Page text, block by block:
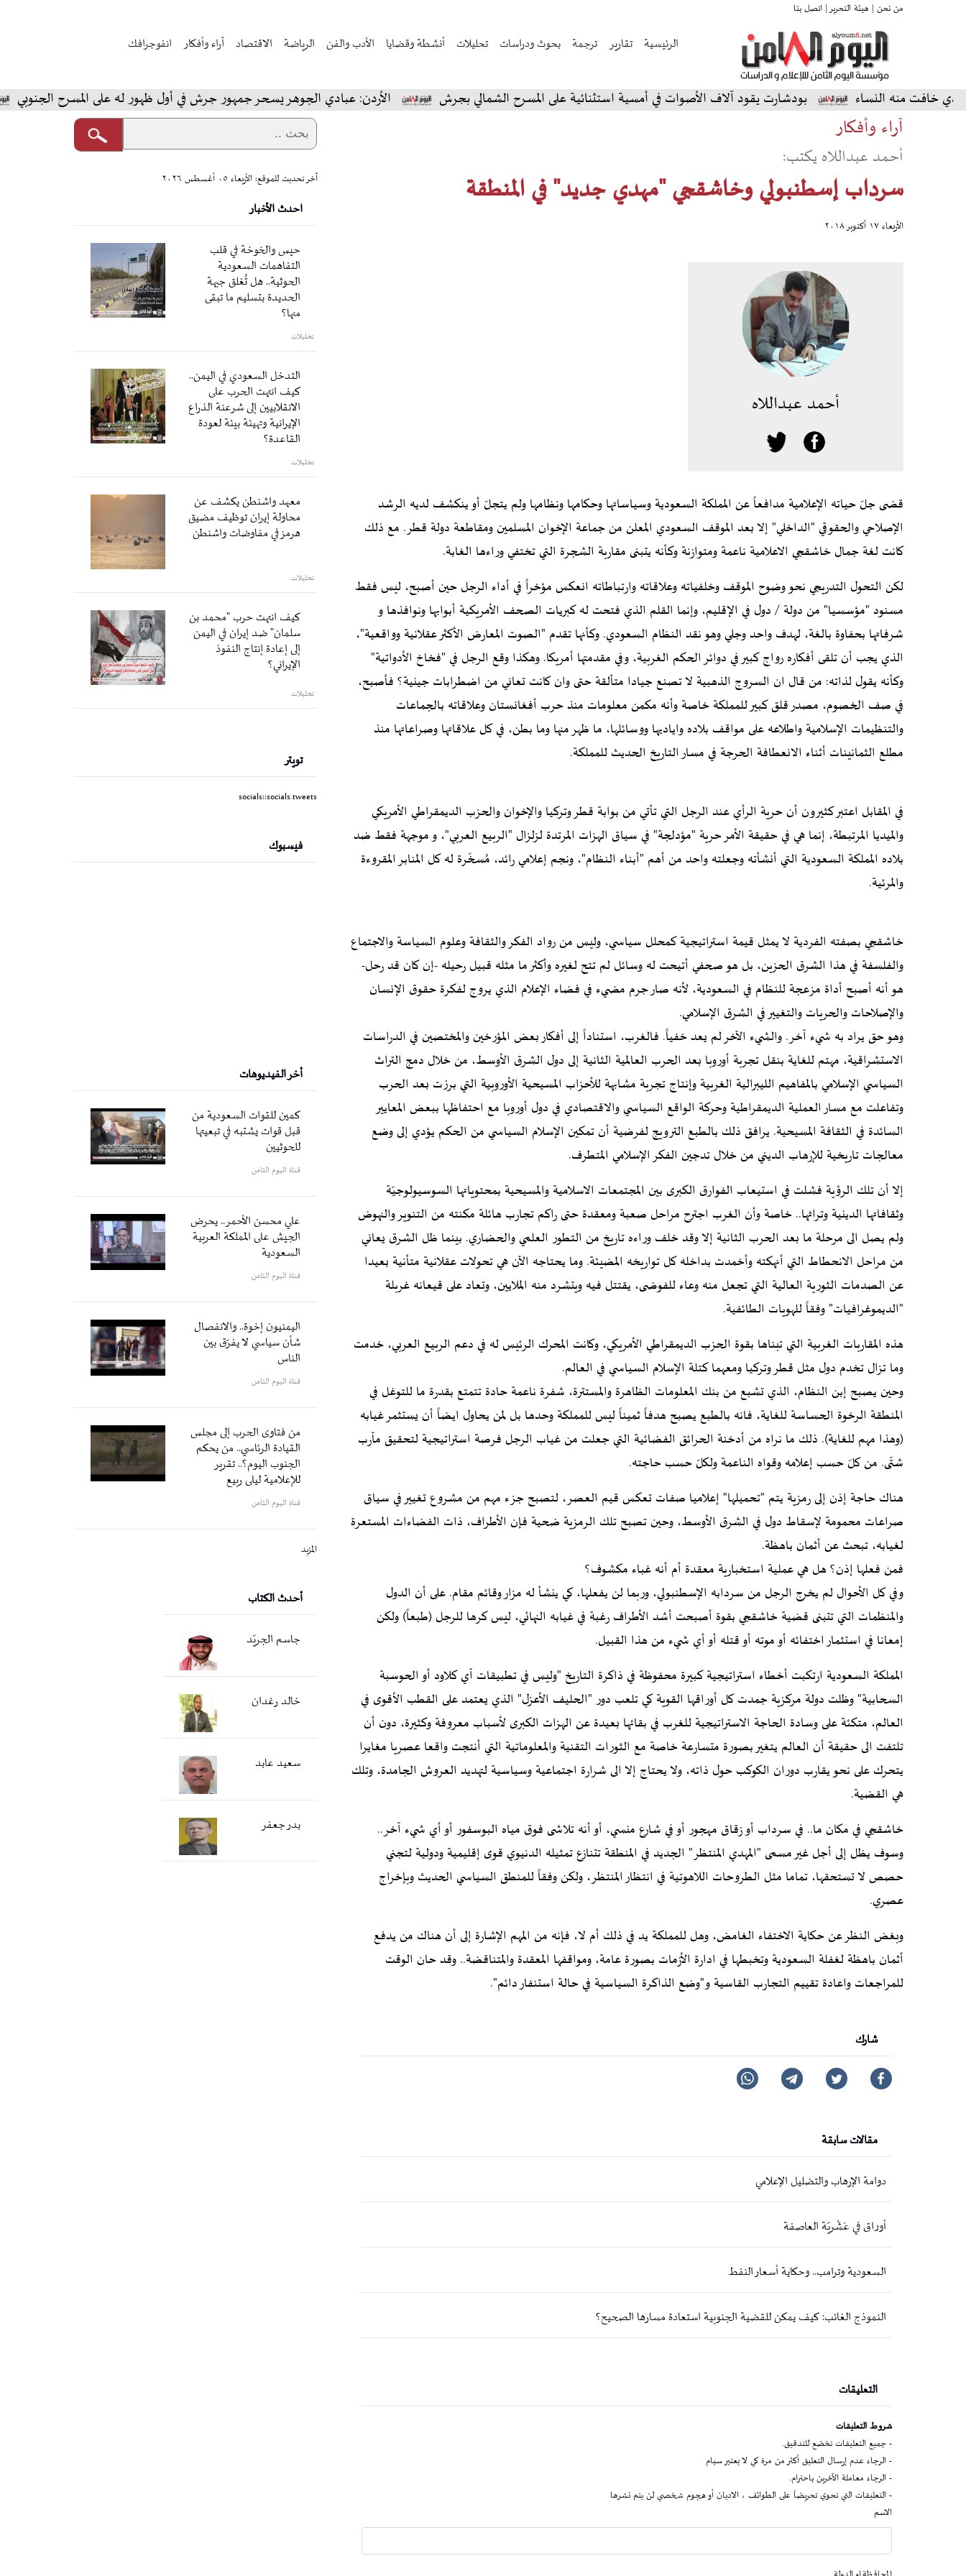
من نحن | هيئة التحرير | اتصل بنا
الرئيسية تقارير ترجمة بحوث ودراسات تحليلات أنشطة وقضايا الأدب والفن الرياضة الاقتصاد آراء وأفكار انفوجرافك
منه النساء بودشارت يقود آلاف الأصوات في أمسية استثنائية على المسرح الشمالي بجرش الأردن: عبادي الجوهر يسحر جمهور جرش في أول ظهور له على المسرح الجنوبي
آراء وأفكار
أحمد عبداللاه يكتب:
سرداب إسطنبولي وخاشقجي "مهدي جديد" في المنطقة
الأربعاء ١٧ أكتوبر ٢٠١٨
أحمد عبداللاه
قضى جلّ حياته الإعلامية مدافعاً عن المملكة السعودية وسياساتها وحكامها ونظامها ولم يتجلّ أو ينكشف لديه الرشد
الإصلاحي والحقوقي "الداخلي" إلا بعد الموقف السعودي المعلن من جماعة الإخوان المسلمين ومقاطعة دولة قطر. مع ذلك
كانت لغة جمال خاشقجي الاعلامية ناعمة ومتوازنة وكأنه يتبنى مقاربة الشجرة التي تختفي وراءها الغابة.
لكن التحول التدريجي نحو وضوح الموقف وخلفياته وعلاقاته وارتباطاته انعكس مؤخراً في أداء الرجل حين أصبح، ليس فقط
مسنود "مؤسسيا" من دولة / دول في الإقليم، وإنما القلم الذي فتحت له كبريات الصحف الأمريكية أبوابها ونوافذها و
شرفاتها بحفاوة بالغة، لهدف واحد وجلي وهو نقد النظام السعودي. وكأنها تقدم "الصوت المعارض الأكثر عقلانية وواقعية"،
الذي يجب أن تلقى أفكاره رواج كبير في دوائر الحكم الغربية، وفي مقدمتها أمريكا. وهكذا وقع الرجل في "فخاخ الأدواتية"
وكأنه يقول لذاته: من قال ان السروج الذهبية لا تصنع جيادا متألقة حتى وان كانت تعاني من اضطرابات جينية؟ فأصبح،
في صف الخصوم، مصدر قلق كبير للمملكة خاصة وأنه مكمن معلومات منذ حرب أفغانستان وعلاقاته بالجماعات
والتنظيمات الإسلامية واطلاعه على مواقف بلاده واياديها ووسائلها، ما ظهر منها وما بطن، في كل علاقاتها وصراعاتها منذ
مطلع الثمانينات أثناء الانعطافة الحرجة في مسار التاريخ الحديث للمملكة.
في المقابل اعتبر كثيرون أن حرية الرأي عند الرجل التي تأتي من بوابة قطر وتركيا والإخوان والحزب الديمقراطي الأمريكي
والميديا المرتبطة، إنما هي في حقيقة الأمر حرية "مؤدلجة" في سياق الهزات المرتدة لزلزال "الربيع العربي"، و موجهة فقط ضد
بلاده المملكة السعودية التي أنشأته وجعلته واحد من أهم "أبناء النظام"، ونجم إعلامي رائد، مُسخّرة له كل المنابر المقروءة
والمرئية.
خاشقجي بصفته الفردية لا يمثل قيمة استراتيجية كمحلل سياسي، وليس من رواد الفكر والثقافة وعلوم السياسة والاجتماع
والفلسفة في هذا الشرق الحزين، بل هو صحفي أتيحت له وسائل لم تتح لغيره وأكثر ما مثله قبيل رحيله -إن كان قد رحل-
هو أنه أصبح أداة مزعجة للنظام في السعودية، لأنه صار جرم مضيء في فضاء الإعلام الذي يروج لفكرة حقوق الإنسان
والإصلاحات والحريات والتغيير في الشرق الإسلامي.
وهو حق يراد به شيء آخر. والشيء الآخر لم يعد خفياً. فالغرب، استناداً إلى أفكار بعض المؤرخين والمختصين في الدراسات
الاستشراقية، مهتم للغاية بنقل تجربة أوروبا بعد الحرب العالمية الثانية إلى دول الشرق الأوسط، من خلال دمج التراث
السياسي الإسلامي بالمفاهيم الليبرالية الغربية وإنتاج تجربة مشابهة للأحزاب المسيحية الأوروبية التي برزت بعد الحرب
وتفاعلت مع مسار العملية الديمقراطية وحركة الواقع السياسي والاقتصادي في دول أوروبا مع احتفاظها ببعض المعايير
السائدة في الثقافة المسيحية. يرافق ذلك بالطبع الترويج لفرضية أن تمكين الإسلام السياسي من الحكم يؤدي إلى وضع
معالجات تاريخية للإرهاب الديني من خلال تدجين الفكر الإسلامي المتطرف.
إلا أن تلك الرؤية فشلت في استيعاب الفوارق الكبرى بين المجتمعات الاسلامية والمسيحية بمحتوياتها السوسيولوجيّة
وثقافاتها الدينية وتراثها.. خاصة وأن الغرب اجترح مراحل صعبة ومعقدة حتى راكم تجارب هائلة مكنته من التنوير والنهوض
ولم يصل الى مرحلة ما بعد الحرب الثانية إلا وقد خلف وراءه تاريخ من التطور العلمي والحضاري. بينما ظل الشرق يعاني
من مراحل الانحطاط التي أنهكته وأخمدت بداخله كل تواريخه المضيئة. وما يحتاجه الآن هي تحولات عقلانية متأنية بعيدا
عن الصدمات الثورية العالية التي تجعل منه وعاء للفوضى، يقتتل فيه ويتشرد منه الملايين، وتعاد على قيعانه غربلة
"الديموغرافيات" وفقاً للهويات الطائفية.
هذه المقاربات الغربية التي تبناها بقوة الحزب الديمقراطي الأمريكي، وكانت المحرك الرئيس له في دعم الربيع العربي، خدمت
وما تزال تخدم دول مثل قطر وتركيا ومعهما كتلة الإسلام السياسي في العالم.
وحين يصبح إبن النظام، الذي تشبع من بنك المعلومات الظاهرة والمستترة، شفرة ناعمة حادة تتمتع بقدرة ما للتوغل في
المنطقة الرخوة الحساسة للغاية، فانه بالطبع يصبح هدفاً ثميناً ليس للمملكة وحدها بل لمن يحاول ايضاً أن يستثمر غيابه
(وهذا مهم للغاية). ذلك ما نراه من أدخنة الحرائق الفضائية التي جعلت من غياب الرجل فرصة استراتيجية لتحقيق مآرب
شتّى. من كلّ حسب إعلامه وقواه الناعمة ولكلّ حسب حاجته.
هناك حاجة إذن إلى رمزية يتم "تحميلها" إعلاميا صفات تعكس قيم العصر، لتصبح جزء مهم من مشروع تغيير في سياق
صراعات محمومة لإسقاط دول في الشرق الأوسط، وحين تصبح تلك الرمزية ضحية فإن الأطراف، ذات الفضاءات المستعرة
لغيابه، تبحث عن أثمان باهظة.
فمن فعلها إذن؟ هل هي عملية استخبارية معقدة أم أنه غباء مكشوف؟
وفي كل الأحوال لم يخرج الرجل من سردابه الإسطنبولي، وربما لن يفعلها، كي ينشأ له مزار وقائم مقام. على أن الدول
والمنظمات التي تتبنى قضية خاشقجي بقوة أصبحت أشد الأطراف رغبة في غيابه النهائي، ليس كرها للرجل (طبعاً) ولكن
إمعانا في استثمار اختفائه أو موته أو قتله أو أي شيء من هذا القبيل.
المملكة السعودية ارتكبت أخطاء استراتيجية كبيرة محفوظة في ذاكرة التاريخ "وليس في تطبيقات آي كلاود أو الحوسبة
السحابية" وظلت دولة مركزية جمدت كل أوراقها القوية كي تلعب دور "الحليف الأعزل" الذي يعتمد على القطب الأقوى في
العالم، متكئة على وسادة الحاجة الاستراتيجية للغرب في بقائها بعيدة عن الهزات الكبرى لأسباب معروفة وكثيرة، دون أن
تلتفت الى حقيقة أن العالم يتغير بصورة متسارعة خاصة مع الثورات التقنية والمعلوماتية التي أنتجت واقعا عصريا مغايرا
يتحرك على نحو يقارب دوران الكوكب حول ذاته، ولا يحتاج إلا الى شرارة اجتماعية وسياسية لتهديد العروش الجامدة، وتلك
هي القضية.
خاشقجي في مكان ما.. في سرداب أو زقاق مهجور أو في شارع منسي، أو أنه تلاشى فوق مياه البوسفور أو أي شيء آخر..
وسوف يظل إلى أجل غير مسمى "المهدي المنتظر" الجديد في المنطقة تتنازع تمثيله الدنيوي قوى إقليمية ودولية لتجني
حصص لا تستحقها، تماما مثل الطروحات اللاهوتية في انتظار المنتظر، ولكن وفقاً للمنطق السياسي الحديث وبإخراج
عصري.
وبغض النظر عن حكاية الاختفاء الغامض، وهل للمملكة يد في ذلك أم لا، فإنه من المهم الإشارة إلى أن هناك من يدفع
أثمان باهظة لغفلة السعودية وتخبطها في ادارة الأزمات بصورة عامة، ومواقفها المعقدة والمتناقضة.. وقد حان الوقت
للمراجعات واعادة تقييم التجارب القاسية و"وضع الذاكرة السياسية في حالة استنفار دائم".
شارك
مقالات سابقة
دوامة الإرهاب والتضليل الإعلامي
أوراق في عَشْريّة العاصفة
السعودية وترامب.. وحكاية أسعار النفط
النموذج الغائب: كيف يمكن للقضية الجنوبية استعادة مسارها الصحيح؟
التعليقات
شروط التعليقات
- جميع التعليقات تخضع للتدقيق.
- الرجاء عدم إرسال التعليق أكثر من مرة كي لا يعتبر سبام
- الرجاء معاملة الآخرين باحترام.
- التعليقات التي تحوي تحريضاً على الطوائف ، الاديان أو هجوم شخصي لن يتم نشرها
الاسم
آخر تحديث للموقع: الأربعاء ٠٥ أغسطس ٢٠٢٦
احدث الأخبار
حيس والخوخة في قلب
التفاهمات السعودية
الحوثية.. هل تُغلق جبهة
الحديدة بتسليم ما تبقى
منها؟
تحليلات
التدخل السعودي في اليمن..
كيف انتهت الحرب على
الانقلابيين إلى شرعنة الذراع
الإيرانية وتهيئة بيئة لعودة
القاعدة؟
تحليلات
معهد واشنطن يكشف عن
محاولة إيران توظيف مضيق
هرمز في مفاوضات واشنطن
تحليلات
كيف انتهت حرب "محمد بن
سلمان" ضد إيران في اليمن
إلى إعادة إنتاج النفوذ
الإيراني؟
تحليلات
تويتر
socials::socials.tweets
فيسبوك
أخر الفيديوهات
كمين للقوات السعودية من
قبل قوات يشتبه في تبعيتها
للحوثيين
قناة اليوم الثامن
علي محسن الأحمر.. يحرض
الجيش على المملكة العربية
السعودية
قناة اليوم الثامن
اليمنيون إخوة.. والانفصال
شأن سياسي لا يفرّق بين
الناس
قناة اليوم الثامن
من فتاوى الحرب إلى مجلس
القيادة الرئاسي.. من يحكم
الجنوب اليوم؟.. تقرير
للإعلامية ليلى ربيع
قناة اليوم الثامن
المزيد
أحدث الكتاب
جاسم الجريّد
خالد رغدان
سعید عابد
بدر جعفر